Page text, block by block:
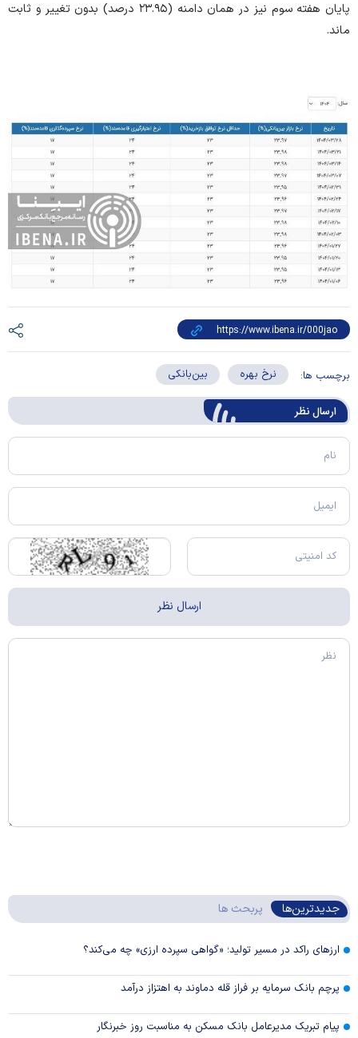
پایان هفته سوم نیز در همان دامنه (۲۳.۹۵ درصد) بدون تغییر و ثابت
ماند.
برچسب ها: نرخ بهره بین‌بانکی
ارسال‌ نظر
جدیدترین‌ها پربحث ها
ارزهای راکد در مسیر تولید؛ «گواهی سپرده ارزی» چه می‌کند؟
پرچم بانک سرمایه بر فراز قله دماوند به اهتزاز درآمد
پیام تبریک مدیرعامل بانک مسکن به مناسبت روز خبرنگار